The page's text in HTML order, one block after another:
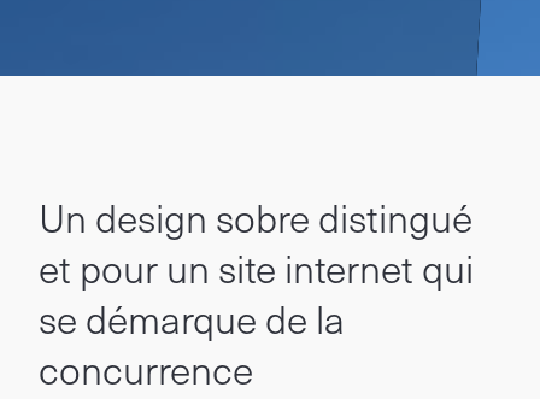
Un design sobre distingué
et pour un site internet qui
se démarque de la
concurrence